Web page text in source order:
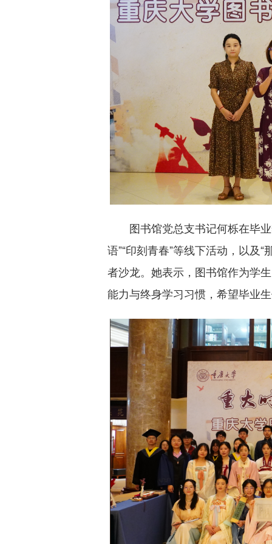
图书馆党总支书记何栎在毕
语”“印刻青春”等线下活动，以及
者沙龙。她表示，图书馆作为学
能力与终身学习习惯，希望毕业